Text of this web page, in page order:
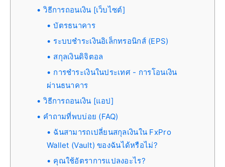
วิธีการถอนเงิน [เว็บไซต์]
บัตรธนาคาร
ระบบชำระเงินอิเล็กทรอนิกส์ (EPS)
สกุลเงินดิจิตอล
การชำระเงินในประเทศ - การโอนเงิน
ผ่านธนาคาร
วิธีการถอนเงิน [แอป]
คำถามที่พบบ่อย (FAQ)
ฉันสามารถเปลี่ยนสกุลเงินใน FxPro
Wallet (Vault) ของฉันได้หรือไม่?
คุณใช้อัตราการแปลงอะไร?